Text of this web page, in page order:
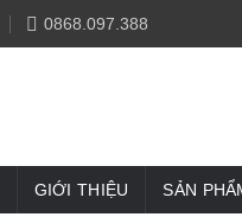
0868.097.388
GIỚI THIỆU SẢN